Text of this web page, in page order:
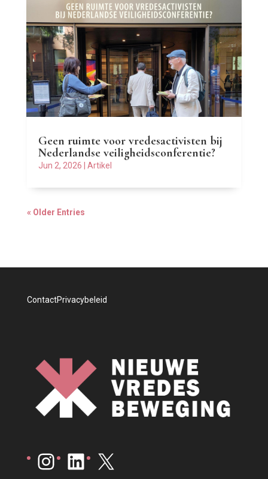
Geen ruimte voor vredesactivisten bij
Nederlandse veiligheidsconferentie?
Jun 2, 2026 Artikel
« Older Entries
ContactPrivacybeleid
Instagram
LinkedIn
X